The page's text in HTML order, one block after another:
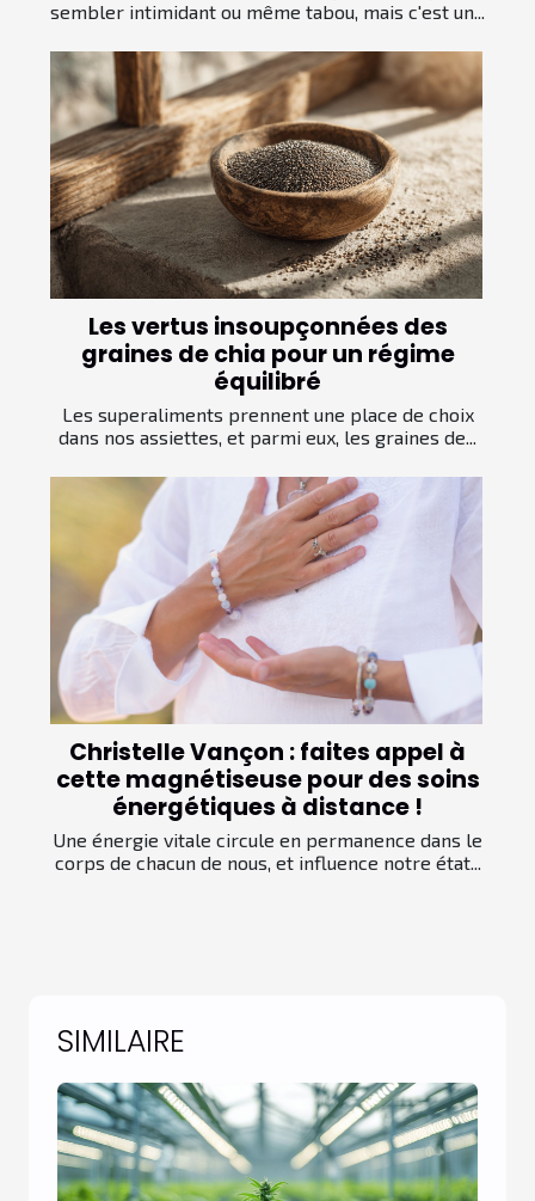
sembler intimidant ou même tabou, mais c'est un...
Les vertus insoupçonnées des
graines de chia pour un régime
équilibré
Les superaliments prennent une place de choix
dans nos assiettes, et parmi eux, les graines de...
Christelle Vançon : faites appel à
cette magnétiseuse pour des soins
énergétiques à distance !
Une énergie vitale circule en permanence dans le
corps de chacun de nous, et influence notre état...
SIMILAIRE